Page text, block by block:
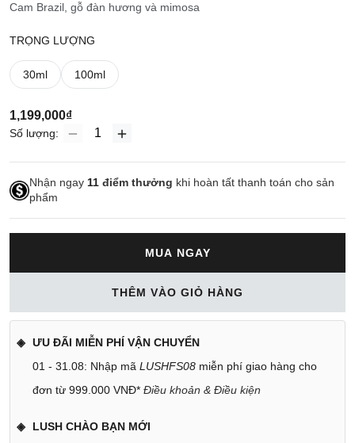
Cam Brazil, gỗ đàn hương và mimosa
TRỌNG LƯỢNG
30ml 100ml
1,199,000₫
Số lượng:
Nhận ngay 11 điểm thưởng khi hoàn tất thanh toán cho sản
phẩm
MUA NGAY
THÊM VÀO GIỎ HÀNG
ƯU ĐÃI MIỄN PHÍ VẬN CHUYỂN
01 - 31.08: Nhập mã LUSHFS08 miễn phí giao hàng cho
đơn từ 999.000 VNĐ* Điều khoản & Điều kiện
LUSH CHÀO BẠN MỚI